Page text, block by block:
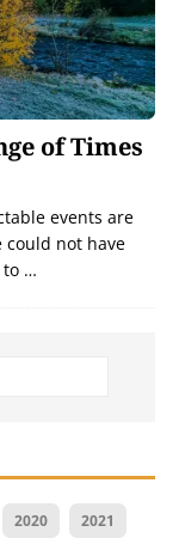
of Times
events are
could not have
to …
2020 2021